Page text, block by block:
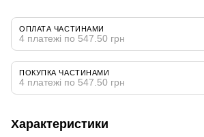
ОПЛАТА ЧАСТИНАМИ
4 платежі по 547.50 грн
ПОКУПКА ЧАСТИНАМИ
4 платежі по 547.50 грн
Характеристики